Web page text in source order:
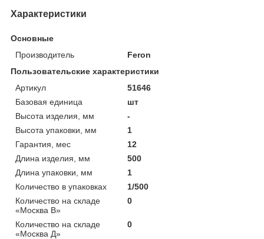
Характеристики
Основные
Производитель
Feron
Пользовательские характеристики
Артикул
51646
Базовая единица
шт
Высота изделия, мм
-
Высота упаковки, мм
1
Гарантия, мес
12
Длина изделия, мм
500
Длина упаковки, мм
1
Количество в упаковках
1/500
Количество на складе
«Москва В»
0
Количество на складе
«Москва Д»
0